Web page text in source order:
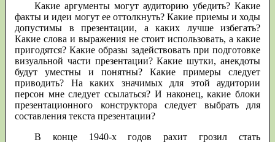
Какие аргументы могут аудиторию убедить? Какие
факты и идеи могут ее оттолкнуть? Какие приемы и ходы
допустимы в презентации, а каких лучше избегать?
Какие слова и выражения не стоит использовать, а какие
пригодятся? Какие образы задействовать при подготовке
визуальной части презентации? Какие шутки, анекдоты
будут уместны и понятны? Какие примеры следует
приводить? На каких значимых для этой аудитории
персон мне следует ссылаться? И наконец, какие блоки
презентационного конструктора следует выбрать для
составления текста презентации?
В конце 1940-х годов рахит грозил стать